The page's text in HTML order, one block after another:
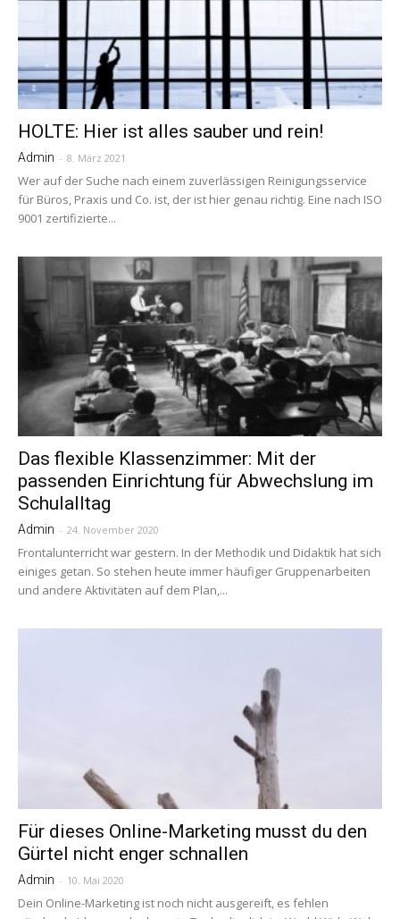
HOLTE: Hier ist alles sauber und rein!
Admin - 8. März 2021
Wer auf der Suche nach einem zuverlässigen Reinigungsservice
für Büros, Praxis und Co. ist, der ist hier genau richtig. Eine nach ISO
9001 zertifizierte...
Das flexible Klassenzimmer: Mit der
passenden Einrichtung für Abwechslung im
Schulalltag
Admin - 24. November 2020
Frontalunterricht war gestern. In der Methodik und Didaktik hat sich
einiges getan. So stehen heute immer häufiger Gruppenarbeiten
und andere Aktivitäten auf dem Plan,...
Für dieses Online-Marketing musst du den
Gürtel nicht enger schnallen
Admin - 10. Mai 2020
Dein Online-Marketing ist noch nicht ausgereift, es fehlen